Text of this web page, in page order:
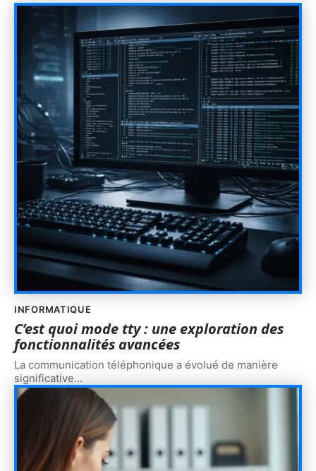
INFORMATIQUE
C’est quoi mode tty : une exploration des
fonctionnalités avancées
La communication téléphonique a évolué de manière
significative…